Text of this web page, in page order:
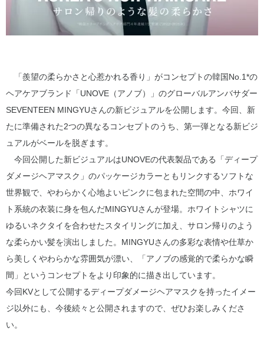
「羨望の柔らかさと心惹かれる香り」がコンセプトの韓国No.1*の
ヘアケアブランド「UNOVE（アノブ）」のグローバルアンバサダー
SEVENTEEN MINGYUさんの新ビジュアルを公開します。今回、新
たに準備された2つの異なるコンセプトのうち、第一弾となる新ビジ
ュアルがベールを脱ぎます。
今回公開した新ビジュアルはUNOVEの代表製品である「ディープ
ダメージヘアマスク」のパッケージカラーともリンクするソフトな
世界観で、やわらかく心地よいピンクに包まれた空間の中、ホワイ
ト系統の衣装に身を包んだMINGYUさんが登場。ホワイトシャツに
ゆるいネクタイを合わせたスタイリングに加え、サロン帰りのよう
な柔らかい髪を演出しました。MINGYUさんの多彩な表情や仕草か
ら美しくやわらかな雰囲気が漂い、「アノブの感覚的で柔らかな瞬
間」というコンセプトをより印象的に描き出しています。
今回KVとして公開するディープダメージヘアマスクを持ったイメー
ジ以外にも、今後続々と公開されますので、ぜひお楽しみくださ
い。